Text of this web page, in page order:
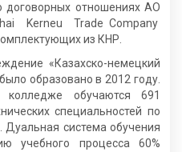
отношениях АО
Kerneu Trade Company
из КНР.
«Казахско-немецкий
образовано в 2012 году.
обучаются 691
специальностей по
Дуальная система обучения
учебного процесса 60%